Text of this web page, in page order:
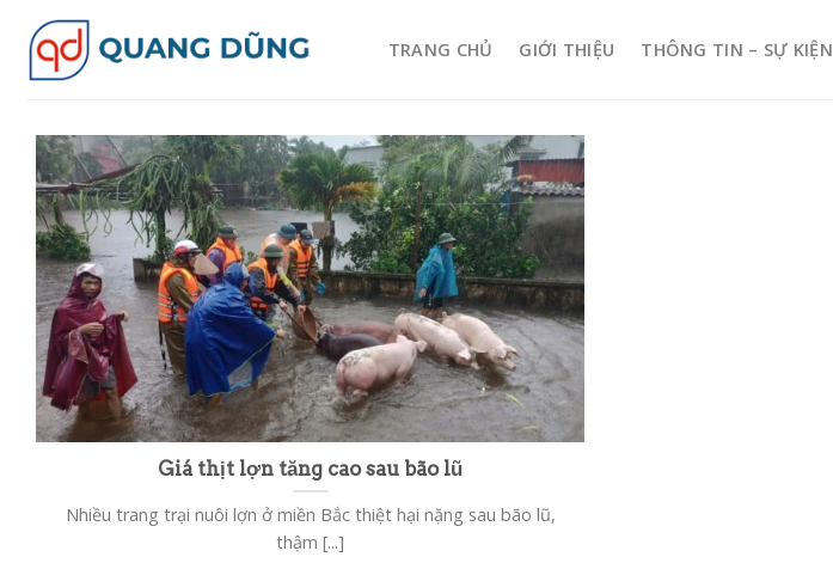
content
TRANG CHỦ GIỚI THIỆU THÔNG TIN – SỰ KIỆN
Giá thịt lợn tăng cao sau bão lũ
Nhiều trang trại nuôi lợn ở miền Bắc thiệt hại nặng sau bão lũ,
thậm [...]